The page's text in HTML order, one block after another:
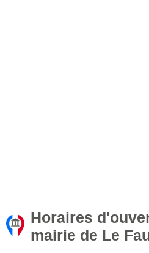
Horaires
mairie de Le